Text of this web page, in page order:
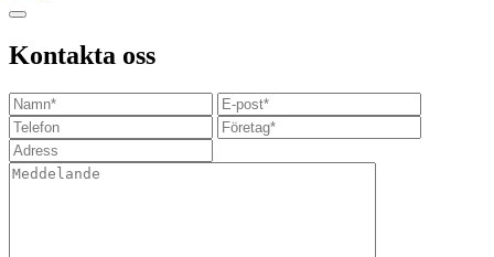
Kontakta oss